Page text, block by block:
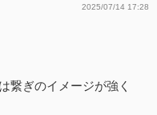
2025/07/14 17:28
繋ぎのイメージが強く